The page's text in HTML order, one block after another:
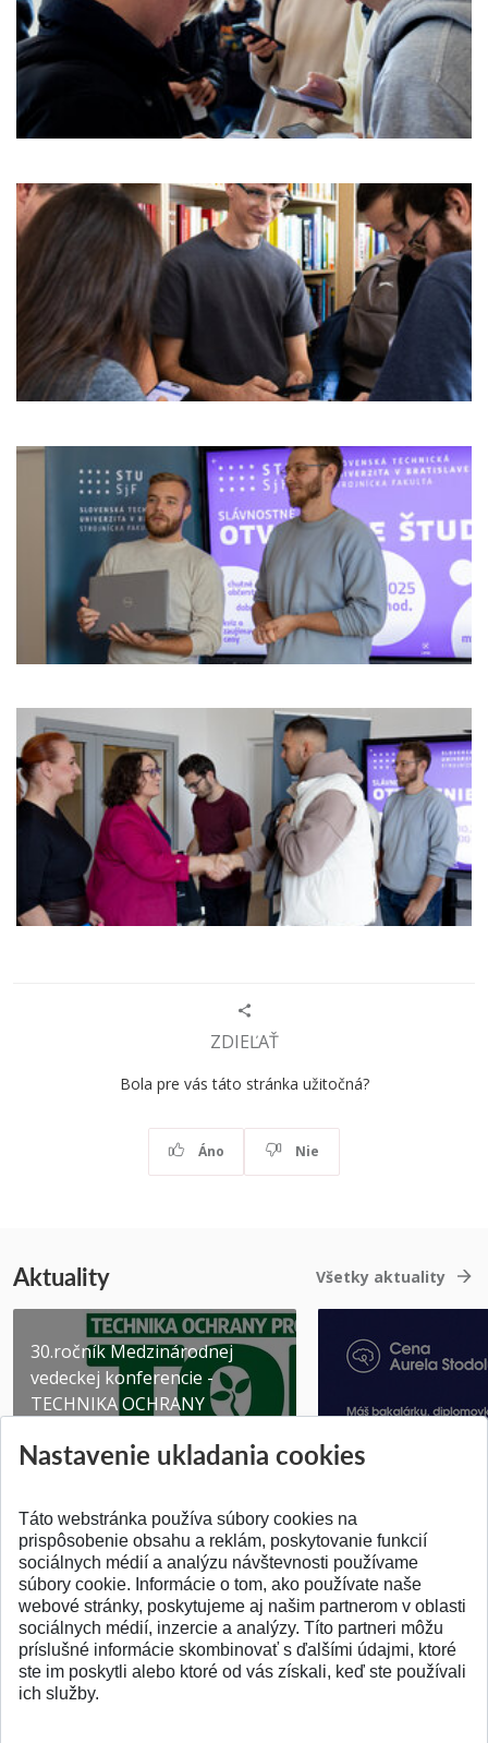
ZDIEĽAŤ
Bola pre vás táto stránka užitočná?
Áno Nie
Aktuality Všetky aktuality
30.ročník Medzinárodnej
vedeckej konferencie -
TECHNIKA OCHRANY
Pridané 03.08.2026 Pridané 07.07.2026
SPÄŤ NA VRCH
Nastavenie ukladania cookies
Táto webstránka používa súbory cookies na
prispôsobenie obsahu a reklám, poskytovanie funkcií
sociálnych médií a analýzu návštevnosti používame
súbory cookie. Informácie o tom, ako používate naše
webové stránky, poskytujeme aj našim partnerom v oblasti
sociálnych médií, inzercie a analýzy. Títo partneri môžu
príslušné informácie skombinovať s ďalšími údajmi, ktoré
ste im poskytli alebo ktoré od vás získali, keď ste používali
ich služby.